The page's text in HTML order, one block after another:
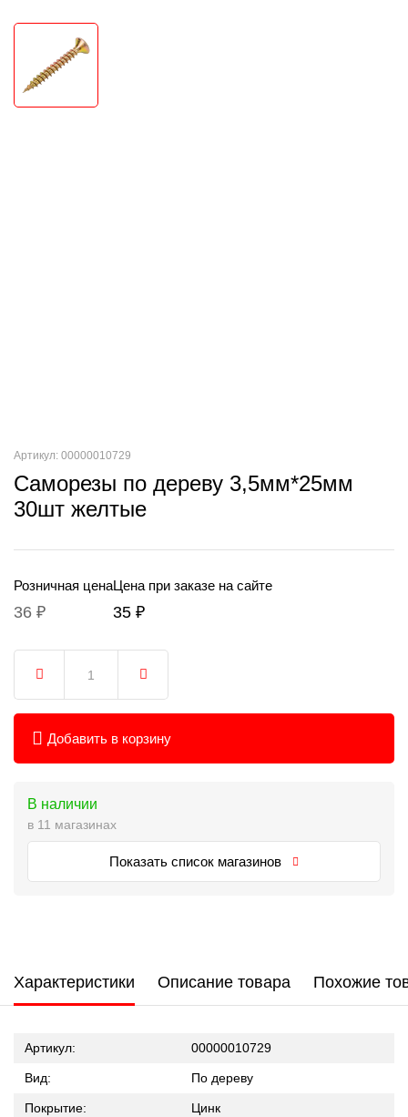
Артикул: 00000010729
Саморезы по дереву 3,5мм*25мм
30шт желтые
Розничная цена
36 ₽
Цена при заказе на сайте
35 ₽
Добавить в корзину
В наличии
в 11 магазинах
Показать список магазинов
Характеристики Описание товара Похожие
Артикул: 00000010729
Вид: По дереву
Покрытие: Цинк